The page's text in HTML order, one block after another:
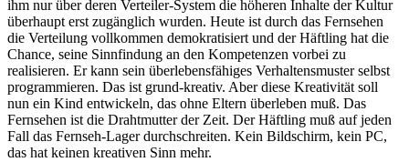
ihm nur über deren Verteiler-System die höheren Inhalte der Kultur
überhaupt erst zugänglich wurden. Heute ist durch das Fernsehen
die Verteilung vollkommen demokratisiert und der Häftling hat die
Chance, seine Sinnfindung an den Kompetenzen vorbei zu
realisieren. Er kann sein überlebensfähiges Verhaltensmuster selbst
programmieren. Das ist grund-kreativ. Aber diese Kreativität soll
nun ein Kind entwickeln, das ohne Eltern überleben muß. Das
Fernsehen ist die Drahtmutter der Zeit. Der Häftling muß auf jeden
Fall das Fernseh-Lager durchschreiten. Kein Bildschirm, kein PC,
das hat keinen kreativen Sinn mehr.